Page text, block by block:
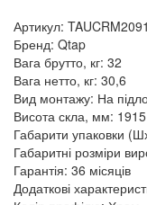
Артикул:
Бренд: Qtap
Вага брутто, кг: 32
Вага нетто, кг: 30,6
Вид монтажу: На
Висота скла, мм: 1915
Габарити упаковки
Габаритні розміри
Гарантія: 36 місяців
Додаткові